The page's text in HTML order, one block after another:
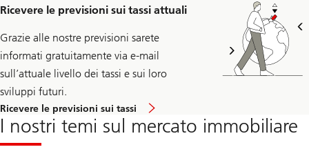
Ricevere le previsioni sui tassi attuali
Grazie alle nostre previsioni sarete
informati gratuitamente via e-mail
sull’attuale livello dei tassi e sui loro
sviluppi futuri.
Ricevere le previsioni sui tassi
I nostri temi sul mercato immobiliare